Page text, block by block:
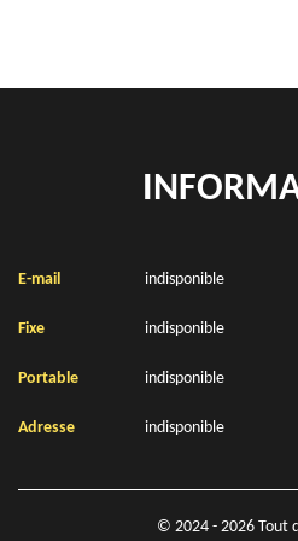
E-mail indisponible
Fixe indisponible
Portable indisponible
Adresse indisponible
© 2024 - 2026 Tout